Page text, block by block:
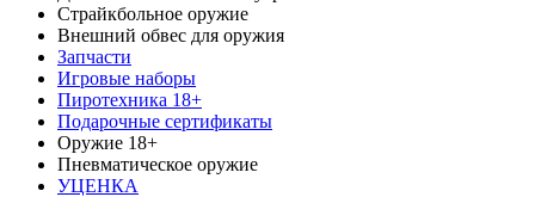
Страйкбольное оружие
Внешний обвес для оружия
Запчасти
Игровые наборы
Пиротехника 18+
Подарочные сертификаты
Оружие 18+
Пневматическое оружие
УЦЕНКА